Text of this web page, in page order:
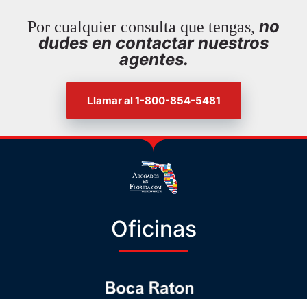
Por cualquier consulta que tengas, no
dudes en contactar nuestros
agentes.
Llamar al 1-800-854-5481
Oficinas